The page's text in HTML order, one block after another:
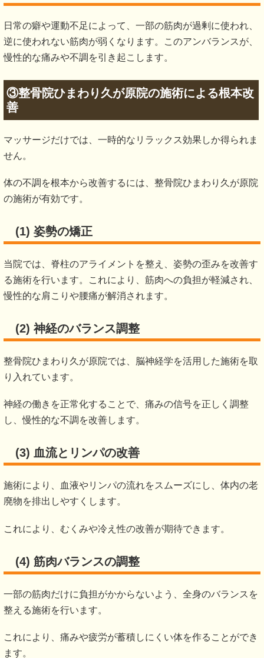
日常の癖や運動不足によって、一部の筋肉が過剰に使われ、
逆に使われない筋肉が弱くなります。このアンバランスが、
慢性的な痛みや不調を引き起こします。
③整骨院ひまわり久が原院の施術による根本改
善
マッサージだけでは、一時的なリラックス効果しか得られま
せん。
体の不調を根本から改善するには、整骨院ひまわり久が原院
の施術が有効です。
(1) 姿勢の矯正
当院では、脊柱のアライメントを整え、姿勢の歪みを改善す
る施術を行います。これにより、筋肉への負担が軽減され、
慢性的な肩こりや腰痛が解消されます。
(2) 神経のバランス調整
整骨院ひまわり久が原院では、脳神経学を活用した施術を取
り入れています。
神経の働きを正常化することで、痛みの信号を正しく調整
し、慢性的な不調を改善します。
(3) 血流とリンパの改善
施術により、血液やリンパの流れをスムーズにし、体内の老
廃物を排出しやすくします。
これにより、むくみや冷え性の改善が期待できます。
(4) 筋肉バランスの調整
一部の筋肉だけに負担がかからないよう、全身のバランスを
整える施術を行います。
これにより、痛みや疲労が蓄積しにくい体を作ることができ
ます。